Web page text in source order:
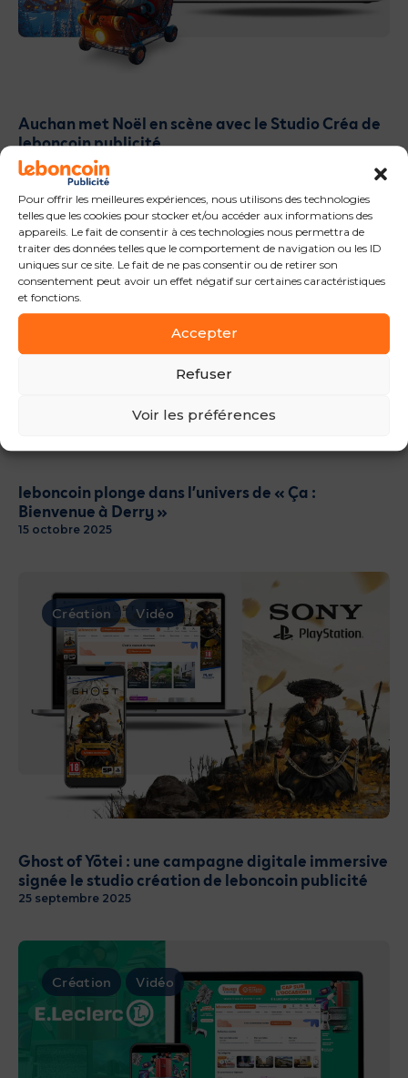
Pour offrir les meilleures expériences, nous utilisons des technologies
telles que les cookies pour stocker et/ou accéder aux informations des
appareils. Le fait de consentir à ces technologies nous permettra de
traiter des données telles que le comportement de navigation ou les ID
uniques sur ce site. Le fait de ne pas consentir ou de retirer son
consentement peut avoir un effet négatif sur certaines caractéristiques
et fonctions.
Accepter
Refuser
Voir les préférences
Auchan met Noël en scène avec le Studio Créa de
leboncoin publicité
17 octobre 2025
Création Vidéo
leboncoin plonge dans l’univers de « Ça :
Bienvenue à Derry »
15 octobre 2025
Création Vidéo
Ghost of Yōtei : une campagne digitale immersive
signée le studio création de leboncoin publicité
25 septembre 2025
Création Vidéo